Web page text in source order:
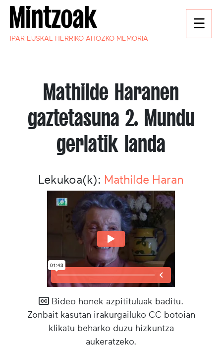
IPAR EUSKAL HERRIKO AHOZKO MEMORIA
Mathilde Haranen
gaztetasuna 2. Mundu
gerlatik landa
Lekukoa(k): Mathilde Haran
Bideo honek azpitituluak baditu.
Zonbait kasutan irakurgailuko CC botoian
klikatu beharko duzu hizkuntza
aukeratzeko.